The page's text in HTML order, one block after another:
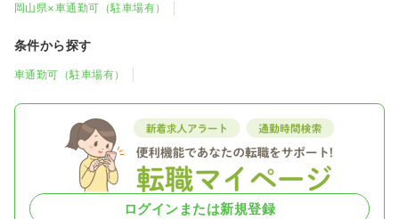
岡山県×車通勤可（駐車場有）
条件から探す
車通勤可（駐車場有）
ログインまたは新規登録